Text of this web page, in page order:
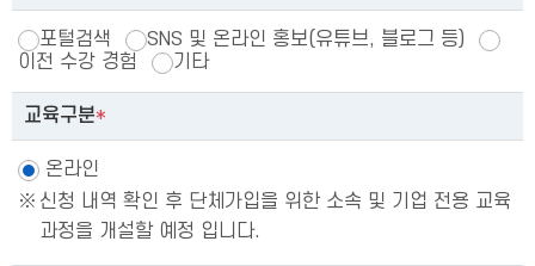
포털검색
SNS 및 온라인 홍보(유튜브, 블로그 등)
이전 수강 경험
기타
교육구분*
온라인
신청 내역 확인 후 단체가입을 위한 소속 및 기업 전용 교육
과정을 개설할 예정 입니다.